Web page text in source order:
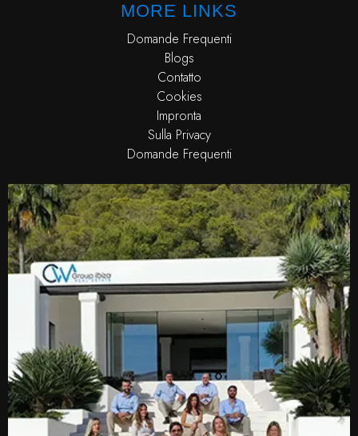
MORE LINKS
Domande Frequenti
Blogs
Contatto
Cookies
Impronta
Sulla Privacy
Domande Frequenti